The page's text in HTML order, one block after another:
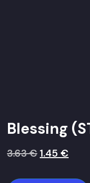
Blessing
3.63€1.45 €